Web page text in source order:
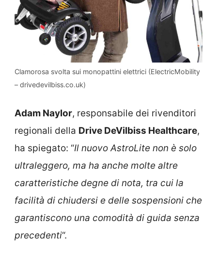
Clamorosa svolta sui monopattini elettrici (ElectricMobility
– drivedevilbiss.co.uk)
Adam Naylor, responsabile dei rivenditori
regionali della Drive DeVilbiss Healthcare,
ha spiegato: “Il nuovo AstroLite non è solo
ultraleggero, ma ha anche molte altre
caratteristiche degne di nota, tra cui la
facilità di chiudersi e delle sospensioni che
garantiscono una comodità di guida senza
precedenti“.